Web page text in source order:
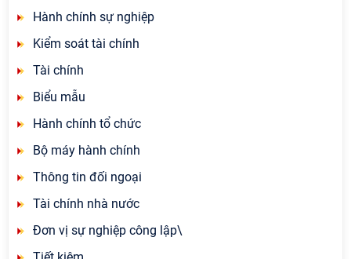
Hành chính sự nghiệp
Kiểm soát tài chính
Tài chính
Biểu mẫu
Hành chính tổ chức
Bộ máy hành chính
Thông tin đối ngoại
Tài chính nhà nước
Đơn vị sự nghiệp công lập\